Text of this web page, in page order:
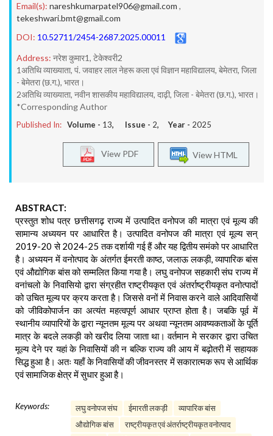
Email(s): nareshkumarpatel906@gmail.com ,
tekeshwari.bmt@gmail.com
DOI: 10.52711/2454-2687.2025.00011
Address: नरेश कुमार1, टेकेश्वरी2
1अतिथि व्याख्याता, पं. जवाहर लाल नेहरू कला एवं विज्ञान महाविद्यालय, बेमेतरा, जिला
- बेमेतरा (छ.ग.), भारत।
2अतिथि व्याख्याता, नवीन शासकीय महाविद्यालय, दाढ़ी, जिला - बेमेतरा (छ.ग.), भारत।
*Corresponding Author
Published In: Volume - 13, Issue - 2, Year - 2025
View HTML
View PDF
ABSTRACT:
प्रस्तुत शोध पत्र छत्तीसगढ़ राज्य में उत्पादित वनोपज की मात्रा एवं मूल्य की
सामान्य अध्ययन पर आधारित है। उत्पादित वनोपज की मात्रा एवं मूल्य सन्
2019-20 से 2024-25 तक दर्शायी गई हैं और यह द्वितीय समंको पर आधारित
है। अध्ययन में वनोत्पाद के अंतर्गत ईमरती काष्ठ, जलाऊ लकड़ी, व्यापारिक बांस
एवं औद्योगिक बांस को सम्मलित किया गया है। लघु वनोपज सहकारी संघ राज्य में
वनांचलो के निवासियो द्वारा संग्रहीत राष्ट्रीयकृत एवं अंतर्राष्ट्रीयकृत वनोत्पादों
को उचित मूल्य पर क्रय करता है। जिससे वनों में निवास करने वाले आदिवासियों
को जीविकोपार्जन का अत्यंत महत्वपूर्ण आधार प्राप्त होता है। जबकि पूर्व में
स्थानीय व्यापारियों के द्वारा न्यूनतम मूल्य पर अथवा न्यूनतम आवष्यकताओं के पूर्ति
मात्र के बदले लकड़ी को खरीद लिया जाता था। वर्तमान मे सरकार द्वारा उचित
मूल्य देने पर यहां के निवासियों की न बल्कि राज्य की आय में बढ़ोतरी में सहायक
सिद्ध हुआ है। अतः यहाँ के निवासियों की जीवनस्तर में सकारात्मक रूप से आर्थिक
एवं सामाजिक क्षेत्र में सुधार हुआ है।
Keywords: लघु वनोपज संघ ईमारती लकड़ी
व्यापारिक बांस
औद्योगिक बांस
राष्ट्रीयकृत एवं अंतर्राष्ट्रीयकृत वनोत्पाद